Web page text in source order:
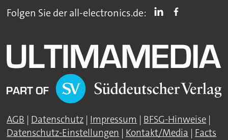
Folgen Sie der all-electronics.de:
AGB Datenschutz Impressum BFSG-Hinweise
Datenschutz-Einstellungen
Kontakt/Media Facts